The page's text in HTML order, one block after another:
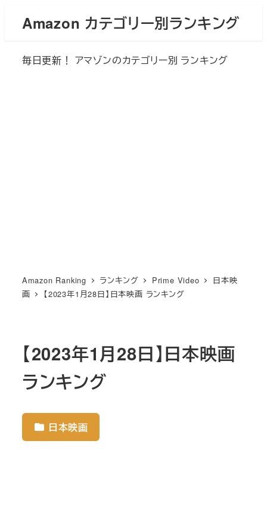
Amazon カテゴリー別ランキング
毎日更新！ アマゾンのカテゴリー別 ランキング
Amazon Ranking ランキング Prime Video
日本映
画
【2023年1月28日】日本映画 ランキング
【2023年1月28日】日本映画
ランキング
日本映画